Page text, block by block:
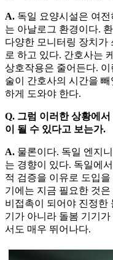
A. 독일 요양시설은 여
는 아날로그 환경이다.
다양한 모니터링 장치가
로 하고 있다. 간호사는
상호작용은 줄어든다. 이
술이 간호사의 시간을
하게 도와야 한다.
Q. 그럼 이러한 상황에
이 될 수 있다고 보는가.
A. 물론이다. 독일 엔지
는 경향이 있다. 독일에
적 검증을 이유로 도입
기에는 지금 필요한 것은
비접촉이 되어야 진정한
기가 아니라 돌봄 기기가
서도 매우 뛰어나다.